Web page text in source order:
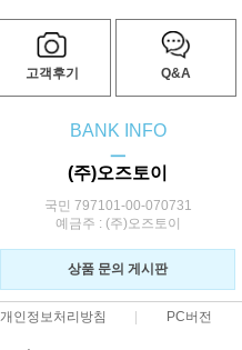
고객후기 Q&A
BANK INFO
ㅡ
(주)오즈토이
국민 797101-00-070731
예금주 : (주)오즈토이
상품 문의 게시판
개인정보처리방침 PC버전